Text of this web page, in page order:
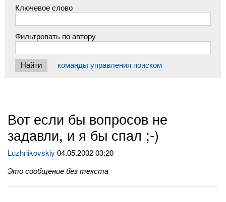
Ключевое слово
Фильтровать по автору
команды управления поиском
Вот если бы вопросов не
задавли, и я бы спал ;-)
Luzhnikovskiy 04.05.2002 03:20
Это сообщение без текста